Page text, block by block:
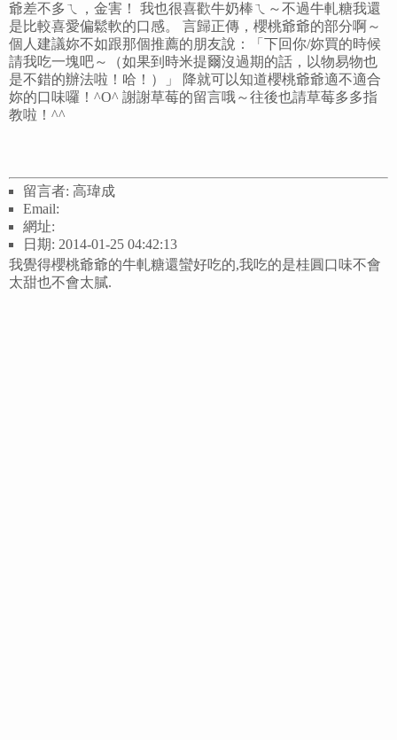
爺差不多ㄟ，金害！ 我也很喜歡牛奶棒ㄟ～不過牛軋糖我還
是比較喜愛偏鬆軟的口感。 言歸正傳，櫻桃爺爺的部分啊～
個人建議妳不如跟那個推薦的朋友說：「下回你/妳買的時候
請我吃一塊吧～（如果到時米提爾沒過期的話，以物易物也
是不錯的辦法啦！哈！）」 降就可以知道櫻桃爺爺適不適合
妳的口味囉！^O^ 謝謝草莓的留言哦～往後也請草莓多多指
教啦！^^
留言者: 高瑋成
Email:
網址:
日期: 2014-01-25 04:42:13
我覺得櫻桃爺爺的牛軋糖還蠻好吃的,我吃的是桂圓口味不會
太甜也不會太膩.